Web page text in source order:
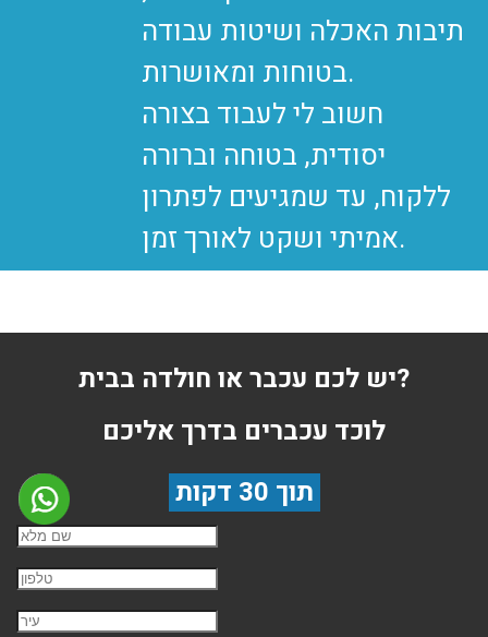
תיבות האכלה ושיטות עבודה
בטוחות ומאושרות.
חשוב לי לעבוד בצורה
יסודית, בטוחה וברורה
ללקוח, עד שמגיעים לפתרון
יש לכם עכבר או חולדה בבית?
לוכד עכברים בדרך אליכם
שם השולח
טלפון
עיר